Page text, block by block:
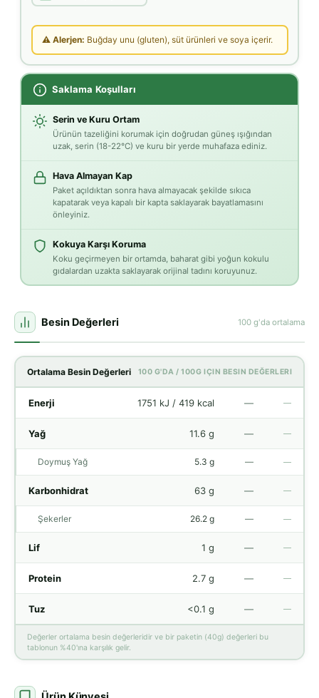
⚠ Alerjen: Buğday unu (gluten), süt ürünleri ve soya içerir.
Saklama Koşulları
Serin ve Kuru Ortam
Ürünün tazeliğini korumak için doğrudan güneş ışığından
uzak, serin (18-22°C) ve kuru bir yerde muhafaza ediniz.
Hava Almayan Kap
Paket açıldıktan sonra hava almayacak şekilde sıkıca
kapatarak veya kapalı bir kapta saklayarak bayatlamasını
önleyiniz.
Kokuya Karşı Koruma
Koku geçirmeyen bir ortamda, baharat gibi yoğun kokulu
gıdalardan uzakta saklayarak orijinal tadını koruyunuz.
Besin Değerleri 100 g'da ortalama
Ortalama Besin Değerleri 100 G'DA / 100G IÇIN BESIN DEĞERLERI
Enerji 1751 kJ / 419 kcal — —
Yağ 11.6 g — —
Doymuş Yağ 5.3 g — —
Karbonhidrat 63 g — —
Şekerler 26.2 g — —
Lif 1 g — —
Protein 2.7 g — —
Tuz <0.1 g — —
Değerler ortalama besin değerleridir ve bir paketin (40g) değerleri bu
tablonun %40'ına karşılık gelir.